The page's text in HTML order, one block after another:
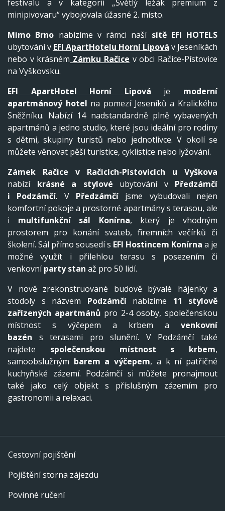
festivalu a v kategorii „Světlý ležák premium z
minipivovaru“ vybojovala úžasné 2. místo.
Mimo Brno nabízíme v rámci naší sítě EFI HOTELS
ubytování v EFI ApartHotelu Horní Lipová v Jeseníkách
nebo v krásném Zámku Račice v obci Račice-Pístovice
na Vyškovsku.
EFI ApartHotel Horní Lipová je moderní
apartmánový hotel na pomezí Jeseníků a Kralického
Sněžníku. Nabízí 14 nadstandardně plně vybavených
apartmánů a jedno studio, které jsou ideální pro rodiny
s dětmi, skupiny turistů nebo jednotlivce. V okolí se
můžete věnovat pěší turistice, cyklistice nebo lyžování.
Zámek Račice v Račicích-Pístovicích u Vyškova
nabízí krásné a stylové ubytování v Předzámčí
i
Podzámčí. V Předzámčí jsme vybudovali nejen
komfortní pokoje a prostorné apartmány s terasou, ale
i multifunkční sál Konírna, který je vhodným
prostorem pro konání svateb, firemních večírků či
školení. Sál přímo sousedí s EFI Hostincem Konírna a je
možné využít i přilehlou terasu s posezením či
venkovníparty stan až pro 50 lidí.
V nově zrekonstruované budově bývalé hájenky a
stodoly s názvem Podzámčínabízíme 11 stylově
zařízených apartmánů pro 2-4 osoby, společenskou
místnost s výčepem a krbem a venkovní
bazén s terasami pro slunění. V Podzámčí také
najdete společenskou místnost s krbem,
samoobslužným barem a výčepem, a k ní patřičné
kuchyňské zázemí. Podzámčí si můžete pronajmout
také jako celý objekt s příslušným zázemím pro
gastronomii a relaxaci.
Cestovní pojištění
Pojištění storna zájezdu
Povinné ručení